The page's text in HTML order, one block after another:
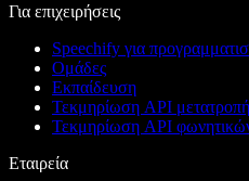
Για επιχειρήσεις
Speechify για
Ομάδες
Εκπαίδευση
Τεκμηρίωση API
Τεκμηρίωση API
Εταιρεία